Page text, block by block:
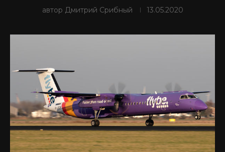
автор Дмитрий Срибный 13.05.2020